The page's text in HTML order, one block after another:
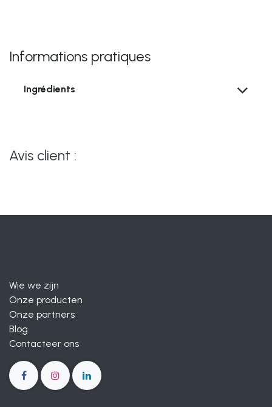
Informations pratiques
Ingrédients
Avis client :
Wie we zijn
Onze producten
Onze partners
Blog
Contacteer ons